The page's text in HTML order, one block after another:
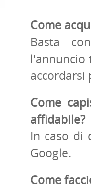
Come
Basta
l'annuncio
accordarsi
Come
affidabile?
In caso di
Google.
Come